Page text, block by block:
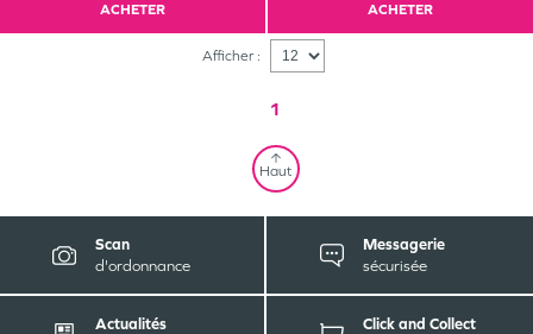
ACHETER ACHETER
Afficher :
1
Haut
Scan
d'ordonnance
Messagerie
sécurisée
Actualités
Click and Collect